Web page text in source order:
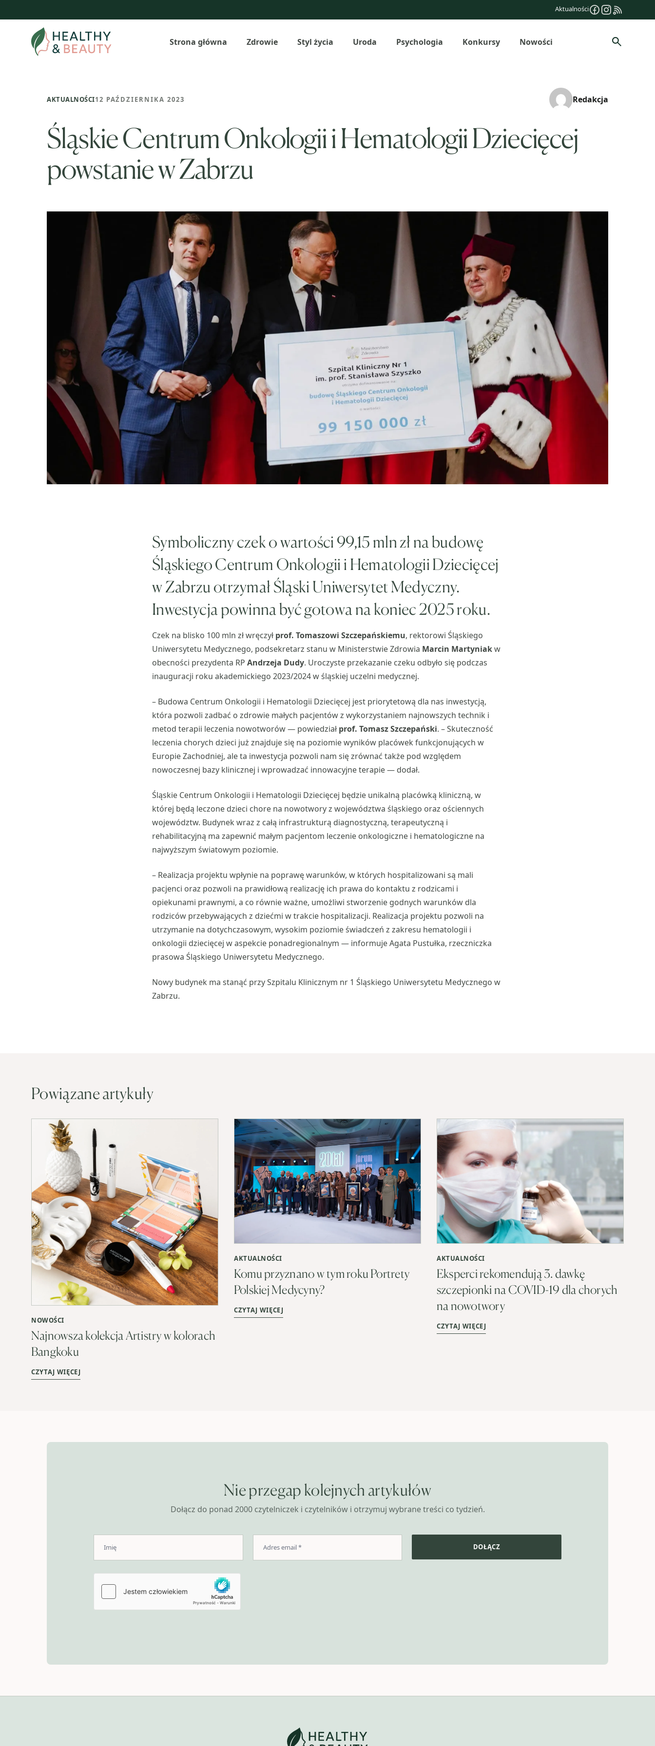
do
Aktualności
Strona główna Zdrowie Styl życia Uroda Psychologia Konkursy Nowości Szukaj
AKTUALNOŚCI12 PAŹDZIERNIKA 2023 Redakcja
Śląskie Centrum Onkologii i Hematologii Dziecięcej
powstanie w Zabrzu
Symboliczny czek o wartości 99,15 mln zł na budowę
Śląskiego Centrum Onkologii i Hematologii Dziecięcej
w Zabrzu otrzymał Śląski Uniwersytet Medyczny.
Inwestycja powinna być gotowa na koniec 2025 roku.
Czek na blisko 100 mln zł wręczył prof. Tomaszowi Szczepańskiemu, rektorowi Śląskiego
Uniwersytetu Medycznego, podsekretarz stanu w Ministerstwie Zdrowia Marcin Martyniakw
obecności prezydenta RP Andrzeja Dudy. Uroczyste przekazanie czeku odbyło się podczas
inauguracji roku akademickiego 2023/2024 w śląskiej uczelni medycznej.
– Budowa Centrum Onkologii i Hematologii Dziecięcej jest priorytetową dla nas inwestycją,
która pozwoli zadbać o zdrowie małych pacjentów z wykorzystaniem najnowszych technik i
metod terapii leczenia nowotworów — powiedział prof. Tomasz Szczepański. – Skuteczność
leczenia chorych dzieci już znajduje się na poziomie wyników placówek funkcjonujących w
Europie Zachodniej, ale ta inwestycja pozwoli nam się zrównać także pod względem
nowoczesnej bazy klinicznej i wprowadzać innowacyjne terapie — dodał.
Śląskie Centrum Onkologii i Hematologii Dziecięcej będzie unikalną placówką kliniczną, w
której będą leczone dzieci chore na nowotwory z województwa śląskiego oraz ościennych
województw. Budynek wraz z całą infrastrukturą diagnostyczną, terapeutyczną i
rehabilitacyjną ma zapewnić małym pacjentom leczenie onkologiczne i hematologiczne na
najwyższym światowym poziomie.
– Realizacja projektu wpłynie na poprawę warunków, w których hospitalizowani są mali
pacjenci oraz pozwoli na prawidłową realizację ich prawa do kontaktu z rodzicami i
opiekunami prawnymi, a co równie ważne, umożliwi stworzenie godnych warunków dla
rodziców przebywających z dziećmi w trakcie hospitalizacji. Realizacja projektu pozwoli na
utrzymanie na dotychczasowym, wysokim poziomie świadczeń z zakresu hematologii i
onkologii dziecięcej w aspekcie ponadregionalnym — informuje Agata Pustułka, rzeczniczka
prasowa Śląskiego Uniwersytetu Medycznego.
Nowy budynek ma stanąć przy Szpitalu Klinicznym nr 1 Śląskiego Uniwersytetu Medycznego w
Zabrzu.
Powiązane artykuły
NOWOŚCI
Najnowsza kolekcja Artistry w kolorach
Bangkoku
CZYTAJ WIĘCEJ
AKTUALNOŚCI
Komu przyznano w tym roku Portrety
Polskiej Medycyny?
CZYTAJ WIĘCEJ
AKTUALNOŚCI
Eksperci rekomendują 3. dawkę
szczepionki na COVID-19 dla chorych
na nowotwory
CZYTAJ WIĘCEJ
Nie przegap kolejnych artykułów
Dołącz do ponad 2000 czytelniczek i czytelników i otrzymuj wybrane treści co tydzień.